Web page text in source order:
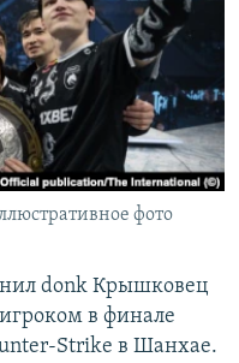
фото
donk Крышковец
игроком в финале
Strike в Шанхае.